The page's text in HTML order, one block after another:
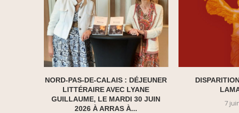
NORD-PAS-DE-CALAIS : DÉJEUNER
LITTÉRAIRE AVEC LYANE
GUILLAUME, LE MARDI 30 JUIN
2026 À ARRAS À...
7